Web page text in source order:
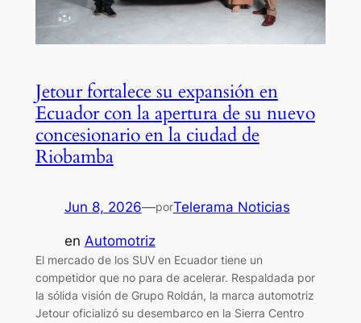
Jetour fortalece su expansión en
Ecuador con la apertura de su nuevo
concesionario en la ciudad de
Riobamba
Jun 8, 2026—porTelerama Noticias
en Automotriz
El mercado de los SUV en Ecuador tiene un
competidor que no para de acelerar. Respaldada por
la sólida visión de Grupo Roldán, la marca automotriz
Jetour oficializó su desembarco en la Sierra Centro